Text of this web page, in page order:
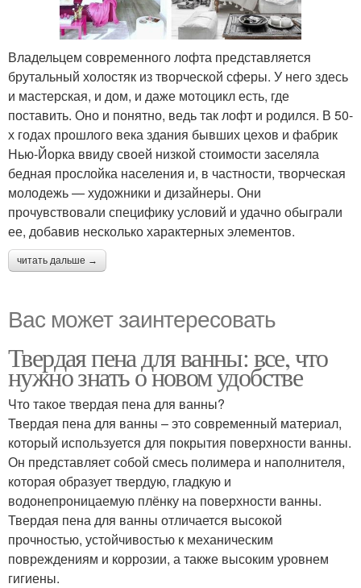
Владельцем современного лофта представляется
брутальный холостяк из творческой сферы. У него здесь
и мастерская, и дом, и даже мотоцикл есть, где
поставить. Оно и понятно, ведь так лофт и родился. В 50-
х годах прошлого века здания бывших цехов и фабрик
Нью-Йорка ввиду своей низкой стоимости заселяла
бедная прослойка населения и, в частности, творческая
молодежь — художники и дизайнеры. Они
прочувствовали специфику условий и удачно обыграли
ее, добавив несколько характерных элементов.
читать дальше →
Вас может заинтересовать
Твердая пена для ванны: все, что
нужно знать о новом удобстве
Что такое твердая пена для ванны?
Твердая пена для ванны – это современный материал,
который используется для покрытия поверхности ванны.
Он представляет собой смесь полимера и наполнителя,
которая образует твердую, гладкую и
водонепроницаемую плёнку на поверхности ванны.
Твердая пена для ванны отличается высокой
прочностью, устойчивостью к механическим
повреждениям и коррозии, а также высоким уровнем
гигиены.